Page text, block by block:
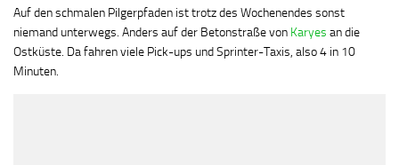
Auf den schmalen Pilgerpfaden ist trotz des Wochenendes sonst
niemand unterwegs. Anders auf der Betonstraße von Karyes an die
Ostküste. Da fahren viele Pick-ups und Sprinter-Taxis, also 4 in 10
Minuten.